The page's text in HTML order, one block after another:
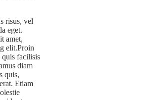
risus, vel
eget.
amet,
elit.Proin
quis facilisis
diam
quis,
Etiam